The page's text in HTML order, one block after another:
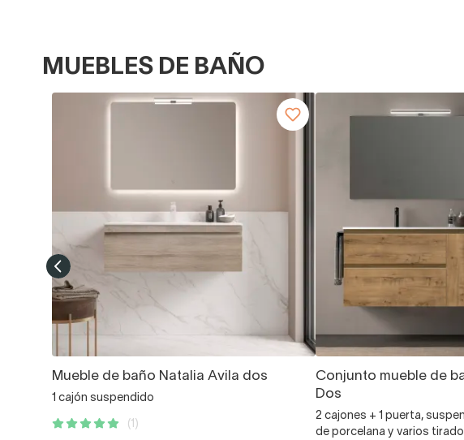
MUEBLES DE BAÑO
Mueble de baño Natalia Avila dos
1 cajón suspendido
(1)
Conjunto mueble de
Dos
2 cajones + 1 puerta,
de porcelana y varios